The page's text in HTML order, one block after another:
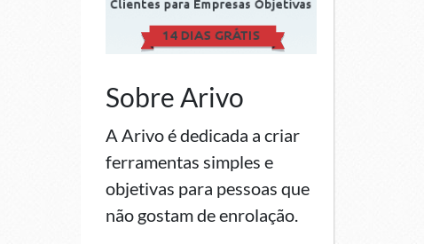
Sobre Arivo
A Arivo é dedicada a criar
ferramentas simples e
objetivas para pessoas que
não gostam de enrolação.